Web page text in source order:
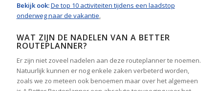
Bekijk ook:De top 10 activiteiten tijdens een laadstop
onderweg naar de vakantie.
WAT ZIJN DE NADELEN VAN A BETTER
ROUTEPLANNER?
Er zijn niet zoveel nadelen aan deze routeplanner te noemen.
Natuurlijk kunnen er nog enkele zaken verbeterd worden,
zoals we zo meteen ook benoemen maar over het algemeen